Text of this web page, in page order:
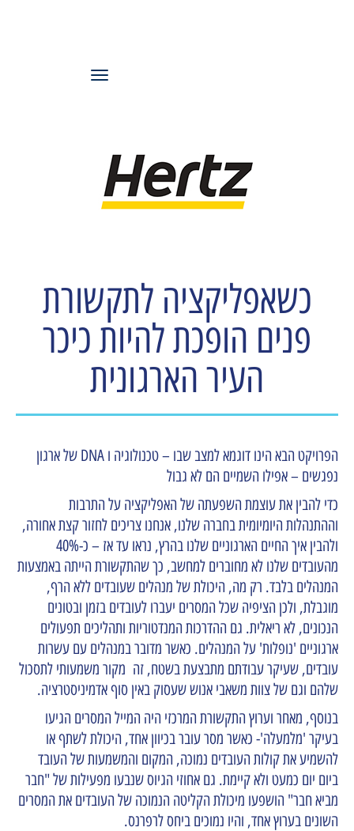
תפריט
כשאפליקציה לתקשורת
פנים הופכת להיות כיכר
העיר הארגונית
הפרויקט הבא הינו דוגמא למצב שבו – טכנולוגיה ו DNA של ארגון
נפגשים – אפילו השמיים הם לא גבול
כדי להבין את עוצמת השפעתה של האפליקציה על התרבות
וההתנהלות היומיומית בחברה שלנו, אנחנו צריכים לחזור קצת אחורה,
ולהבין איך החיים הארגוניים שלנו בהרץ, נראו עד אז – כ-40%
מהעובדים שלנו לא מחוברים למחשב, כך שהתקשורת הייתה באמצעות
המנהלים בלבד. רק מה, היכולת של מנהלים שעובדים ללא הרף,
מוגבלת, ולכן הציפיה שכל המסרים יעברו לעובדים בזמן ובטונים
הנכונים, לא ריאלית. גם ההדרכות המנדטוריות ותהליכים תפעולים
ארגוניים 'נופלות' על המנהלים. כאשר מדובר במנהלים עם עשרות
עובדים, שעיקר עבודתם מתבצעת בשטח, זה מקור משמעותי לתסכול
שלהם וגם של צוות משאבי אנוש שעסוק באין סוף אדמיניסטרציה.
בנוסף, מאחר וערוץ התקשורת המרכזי היה המייל המסרים הגיעו
בעיקר 'מלמעלה'- כאשר מסר עובר בכיוון אחד, היכולת לשתף או
להשמיע את קולות העובדים נמוכה, המקום והמשמעות של העובד
ביום יום כמעט ולא קיימת. גם אחוזי הגיוס שנבעו מפעילות של "חבר
מביא חבר" הושפעו מיכולת הקליטה הנמוכה של העובדים את המסרים
השונים בערוץ אחד, והיו נמוכים ביחס לרפרנס.